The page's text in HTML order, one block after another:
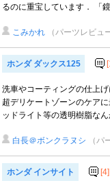
るのに重宝しています． 「
こみかれ （パーツレビュ
ホンダ ダックス125
洗車やコーティングの仕上
超デリケートゾーンのケア
ッドライト等の透明樹脂な
白長＠ボンクラヌシ （
ホンダ インサイト [4]